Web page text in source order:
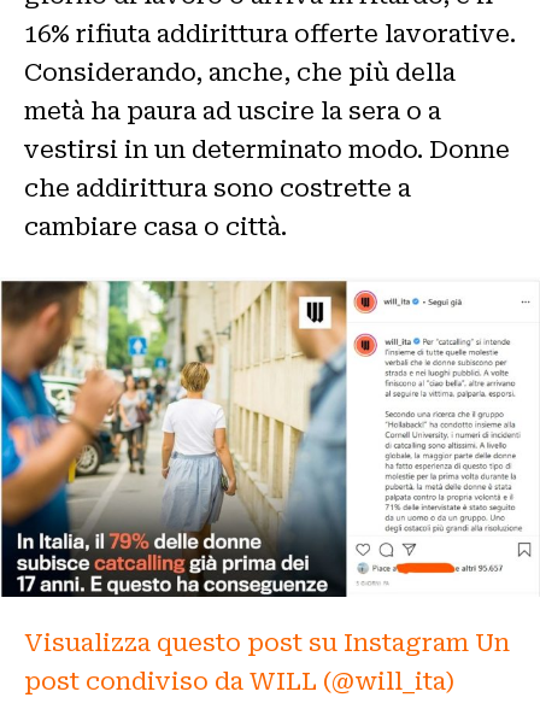
16% rifiuta addirittura offerte lavorative.
Considerando, anche, che più della
metà ha paura ad uscire la sera o a
vestirsi in un determinato modo. Donne
che addirittura sono costrette a
cambiare casa o città.
Visualizza questo post su Instagram Un
post condiviso da WILL (@will_ita)